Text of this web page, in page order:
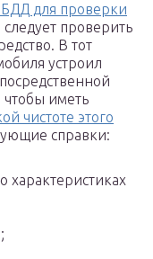
для проверки
проверить
В тот
устроил
иметь
чистоте этого
справки:
характеристиках